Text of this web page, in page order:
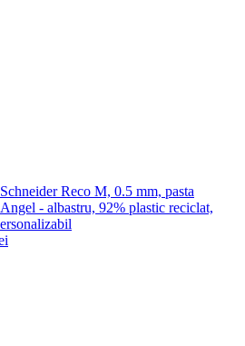
Reco M, 0.5 mm, pasta
- albastru, 92% plastic reciclat,